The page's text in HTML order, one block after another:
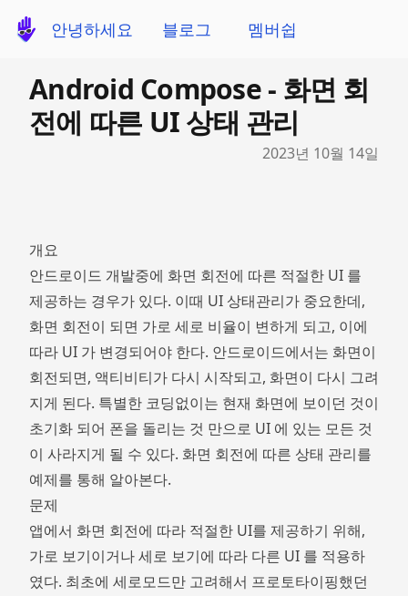
Android Compose - 화면 회
전에 따른 UI 상태 관리
2023년 10월 14일
개요
안드로이드 개발중에 화면 회전에 따른 적절한 UI 를
제공하는 경우가 있다. 이때 UI 상태관리가 중요한데,
화면 회전이 되면 가로 세로 비율이 변하게 되고, 이에
따라 UI 가 변경되어야 한다. 안드로이드에서는 화면이
회전되면, 액티비티가 다시 시작되고, 화면이 다시 그려
지게 된다. 특별한 코딩없이는 현재 화면에 보이던 것이
초기화 되어 폰을 돌리는 것 만으로 UI 에 있는 모든 것
이 사라지게 될 수 있다. 화면 회전에 따른 상태 관리를
예제를 통해 알아본다.
문제
앱에서 화면 회전에 따라 적절한 UI를 제공하기 위해,
가로 보기이거나 세로 보기에 따라 다른 UI 를 적용하
였다. 최초에 세로모드만 고려해서 프로토타이핑했던
안녕하세요 블로그 멤버쉽